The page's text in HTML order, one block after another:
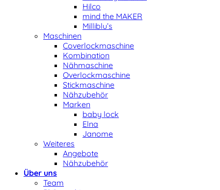
Hilco
mind the MAKER
Milliblu’s
Maschinen
Coverlockmaschine
Kombination
Nähmaschine
Overlockmaschine
Stickmaschine
Nähzubehör
Marken
baby lock
Elna
Janome
Weiteres
Angebote
Nähzubehör
Über uns
Team